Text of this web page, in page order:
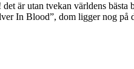
är utan tvekan världens
In Blood”, dom ligger nog på